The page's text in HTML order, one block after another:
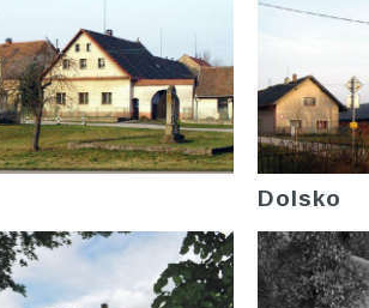
Dolsko